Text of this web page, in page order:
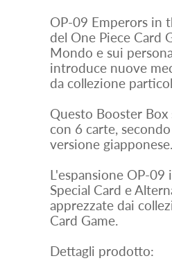
OP-09 Emperors in
del One Piece Card
Mondo e sui
introduce nuove
da collezione
Questo Booster Box
con 6 carte,
versione giapponese.
L'espansione OP-09
Special Card e
apprezzate dai
Card Game.
Dettagli prodotto: